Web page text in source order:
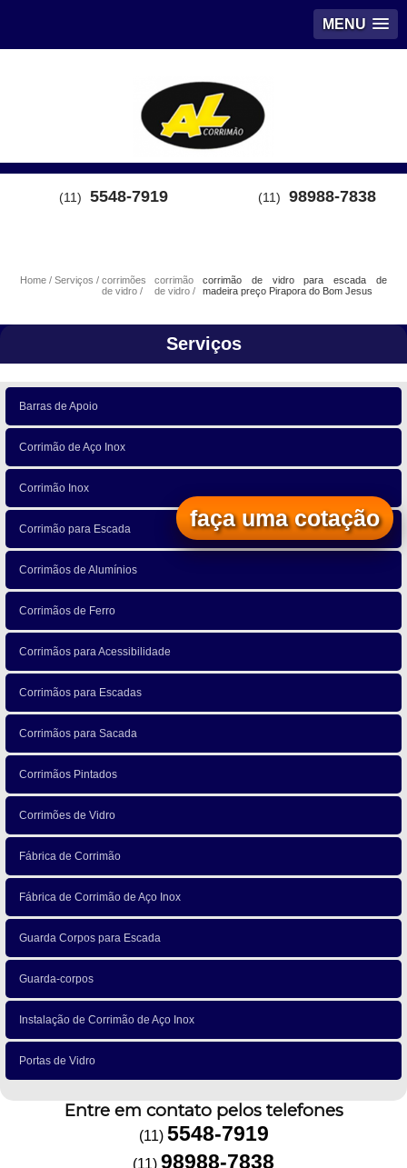
MENU
(11) 5548-7919 (11) 98988-7838
Home Serviços
corrimões
de vidro
corrimão
de vidro
corrimão de vidro para escada de
madeira preço Pirapora do Bom Jesus
Serviços
Barras de Apoio
Corrimão de Aço Inox
Corrimão Inox
Corrimão para Escada
Corrimãos de Alumínios
Corrimãos de Ferro
Corrimãos para Acessibilidade
Corrimãos para Escadas
Corrimãos para Sacada
Corrimãos Pintados
Corrimões de Vidro
Fábrica de Corrimão
Fábrica de Corrimão de Aço Inox
Guarda Corpos para Escada
Guarda-corpos
Instalação de Corrimão de Aço Inox
Portas de Vidro
Entre em contato pelos telefones
(11) 5548-7919
(11) 98988-7838
faça uma cotação